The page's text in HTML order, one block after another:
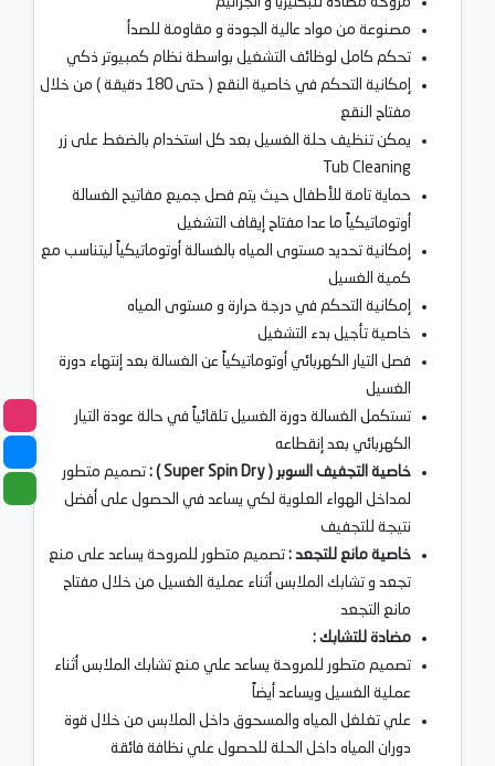
مصنوعة من مواد عالية الجودة و مقاومة للصدأ
تحكم كامل لوظائف التشغيل بواسطة نظام كمبيوتر ذكي
إمكانية التحكم في خاصية النقع ( حتى 180 دقيقة ) من خلال
مفتاح النقع
يمكن تنظيف حلة الغسيل بعد كل استخدام بالضغط على زر
Tub Cleaning
حماية تامة للأطفال حيث یتم فصل جمیع مفاتیح الغسالة
أوتوماتیكیاً ما عدا مفتاح إیقاف التشغیل
إمكانية تحديد مستوى المياه بالغسالة أوتوماتيكياً ليتناسب مع
كمية الغسيل
إمكانية التحكم في درجة حرارة و مستوى المياه
خاصية تأجيل بدء التشغيل
فصل التيار الكهربائي أوتوماتيكياً عن الغسالة بعد إنتهاء دورة
الغسيل
تستكمل الغسالة دورة الغسيل تلقائياً في حالة عودة التيار
الكهربائي بعد إنقطاعه
خاصية التجفيف السوبر ( Super Spin Dry ) :
تصميم متطور
لمداخل الهواء العلوية لكي يساعد في الحصول على أفضل
نتيجة للتجفيف
خاصية مانع للتجعد : تصميم متطور للمروحة يساعد على منع
تجعد و تشابك الملابس أثناء عملية الغسيل من خلال مفتاح
مانع التجعد
مضادة للتشابك :
تصميم متطور للمروحة يساعد علي منع تشابك الملابس أثناء
عملية الغسيل ويساعد أيضاً
علي تغلغل المياه والمسحوق داخل الملابس من خلال قوة
دوران المياه داخل الحلة للحصول علي نظافة فائقة